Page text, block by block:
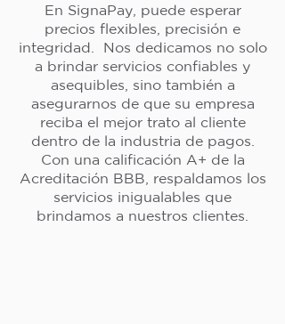
En SignaPay, puede esperar
precios flexibles, precisión e
integridad. Nos dedicamos no solo
a brindar servicios confiables y
asequibles, sino también a
asegurarnos de que su empresa
reciba el mejor trato al cliente
dentro de la industria de pagos.
Con una calificación A+ de la
Acreditación BBB, respaldamos los
servicios inigualables que
brindamos a nuestros clientes.